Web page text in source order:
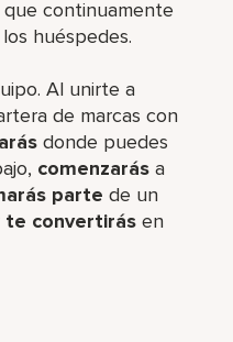
continuamente
huéspedes.
Al unirte a
de marcas con
donde puedes
comenzarás a
parte de un
te convertirás en